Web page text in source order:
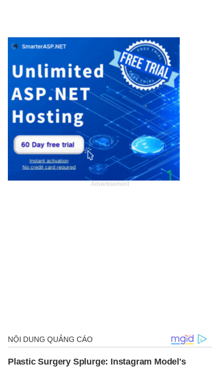
Advertisement